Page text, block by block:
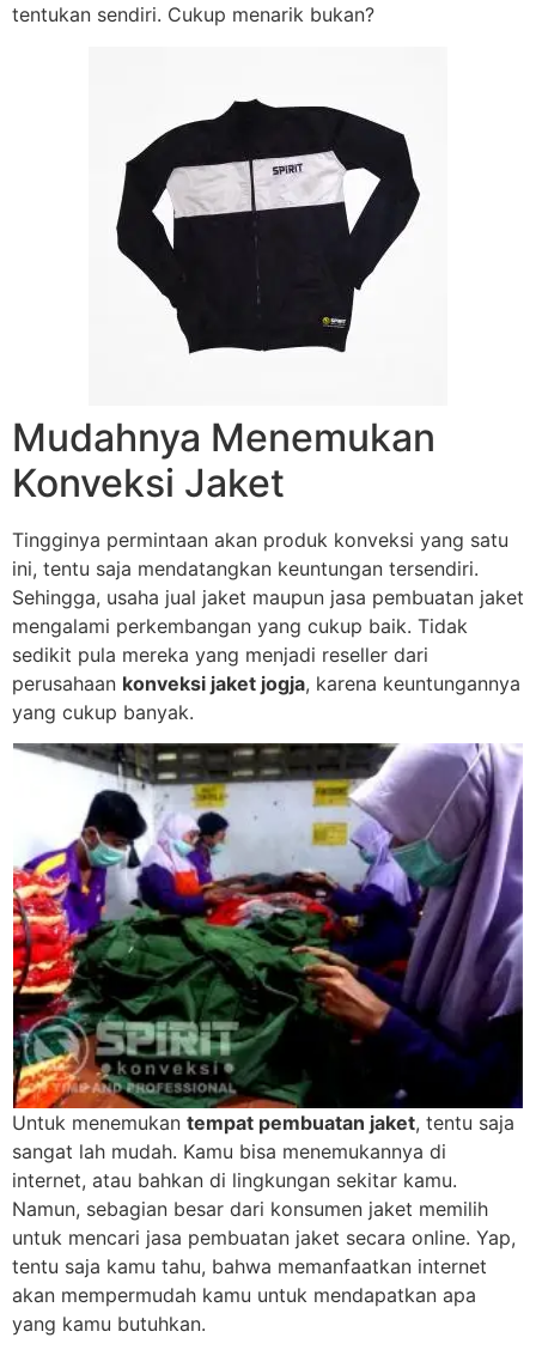
tentukan sendiri. Cukup menarik bukan?
Mudahnya Menemukan
Konveksi Jaket
Tingginya permintaan akan produk konveksi yang satu
ini, tentu saja mendatangkan keuntungan tersendiri.
Sehingga, usaha jual jaket maupun jasa pembuatan jaket
mengalami perkembangan yang cukup baik. Tidak
sedikit pula mereka yang menjadi reseller dari
perusahaan konveksi jaket jogja, karena keuntungannya
yang cukup banyak.
Untuk menemukan tempat pembuatan jaket, tentu saja
sangat lah mudah. Kamu bisa menemukannya di
internet, atau bahkan di lingkungan sekitar kamu.
Namun, sebagian besar dari konsumen jaket memilih
untuk mencari jasa pembuatan jaket secara online. Yap,
tentu saja kamu tahu, bahwa memanfaatkan internet
akan mempermudah kamu untuk mendapatkan apa
yang kamu butuhkan.